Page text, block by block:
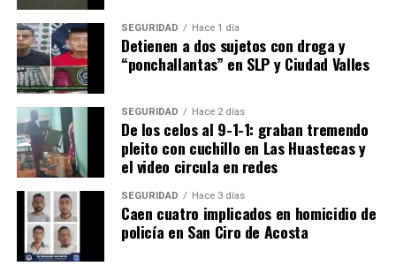
SEGURIDAD Hace 1 día
Detienen a dos sujetos con droga y
“ponchallantas” en SLP y Ciudad Valles
SEGURIDAD Hace 2 días
De los celos al 9-1-1: graban tremendo
pleito con cuchillo en Las Huastecas y
el video circula en redes
SEGURIDAD Hace 3 días
Caen cuatro implicados en homicidio de
policía en San Ciro de Acosta